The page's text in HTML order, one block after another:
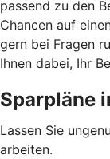
passend zu den
Chancen auf
gern bei Fragen
Ihnen dabei, Ihr
Sparpläne
Lassen Sie
arbeiten.